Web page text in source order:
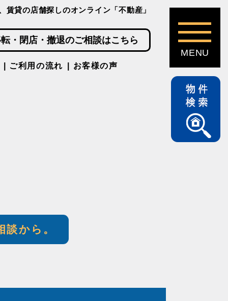
賃貸の店舗探しのオンライン「不動産」
・閉店・撤退のご相談はこちら
ご利用の流れ お客様の声
談から。